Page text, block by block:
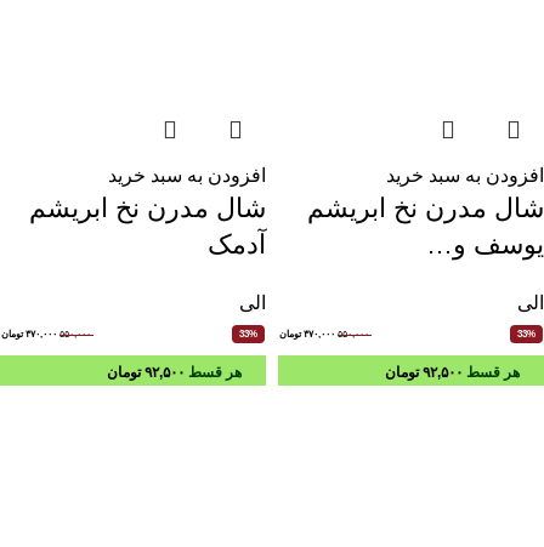
افزودن به سبد خرید
شال مدرن نخ ابریشم
یوسف و…
الی
33% ۵۵۰,۰۰۰ ۳۷۰,۰۰۰ تومان
افزودن به سبد خرید
شال مدرن نخ ابریشم
آدمک
الی
33% ۵۵۰,۰۰۰ ۳۷۰,۰۰۰ تومان
هر قسط ۹۲,۵۰۰ تومان هر قسط ۹۲,۵۰۰ تومان